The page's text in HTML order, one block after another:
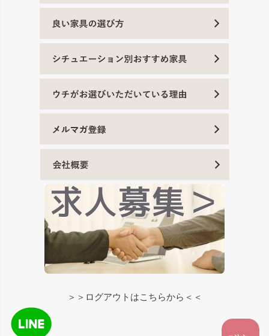
＞＞ログアウトはこちらから＜＜